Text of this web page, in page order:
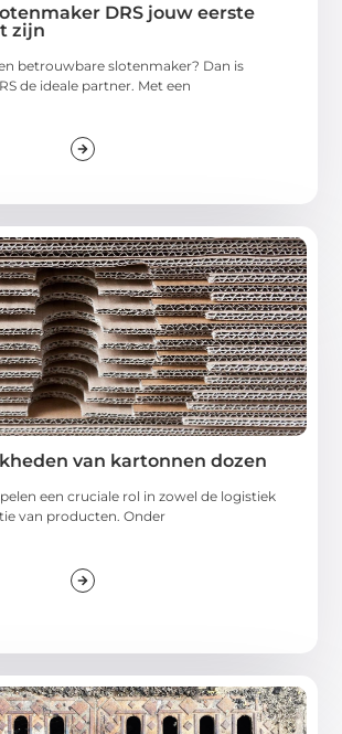
DRS jouw eerste
zijn
betrouwbare slotenmaker? Dan is
de ideale partner. Met een
van kartonnen dozen
een cruciale rol in zowel de logistiek
van producten. Onder